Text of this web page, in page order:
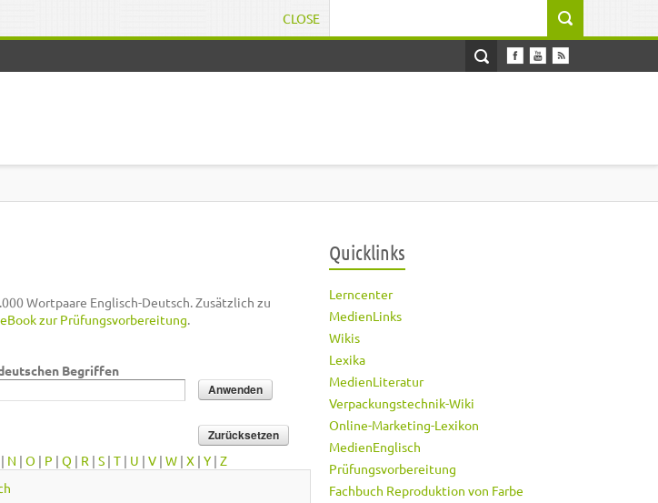
CLOSE
Wortpaare Englisch-Deutsch. Zusätzlich zu
eBook zur Prüfungsvorbereitung.
Begriffen
| N | O | P | Q | R | S | T | U | V | W | X | Y | Z
Quicklinks
Lerncenter
MedienLinks
Wikis
Lexika
MedienLiteratur
Verpackungstechnik-Wiki
Online-Marketing-Lexikon
MedienEnglisch
Prüfungsvorbereitung
Fachbuch Reproduktion von Farbe